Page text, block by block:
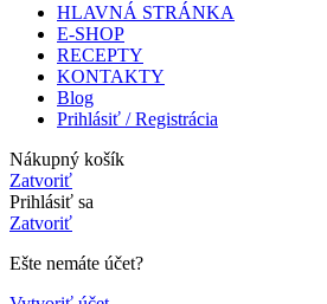
HLAVNÁ STRÁNKA
E-SHOP
RECEPTY
KONTAKTY
Blog
Prihlásiť / Registrácia
Nákupný košík
Zatvoriť
Prihlásiť sa
Zatvoriť
Ešte nemáte účet?